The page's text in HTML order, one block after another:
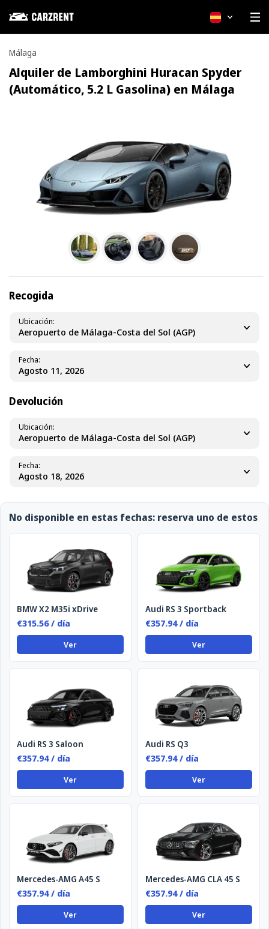
Español
Málaga
Alquiler de Lamborghini Huracan Spyder
(Automático, 5.2 L Gasolina) en Málaga
Recogida
Aeropuerto de Málaga-Costa del Sol (AGP)
Ubicación
Fecha
Devolución
Aeropuerto de Málaga-Costa del Sol (AGP)
Ubicación
Fecha
No disponible en estas fechas: reserva uno de estos
BMW X2 M35i xDrive
€315.56 / día
Ver
Audi RS 3 Sportback
€357.94 / día
Ver
Audi RS 3 Saloon
€357.94 / día
Ver
Audi RS Q3
€357.94 / día
Ver
Mercedes-AMG A45 S
€357.94 / día
Ver
Mercedes-AMG CLA 45 S
€357.94 / día
Ver